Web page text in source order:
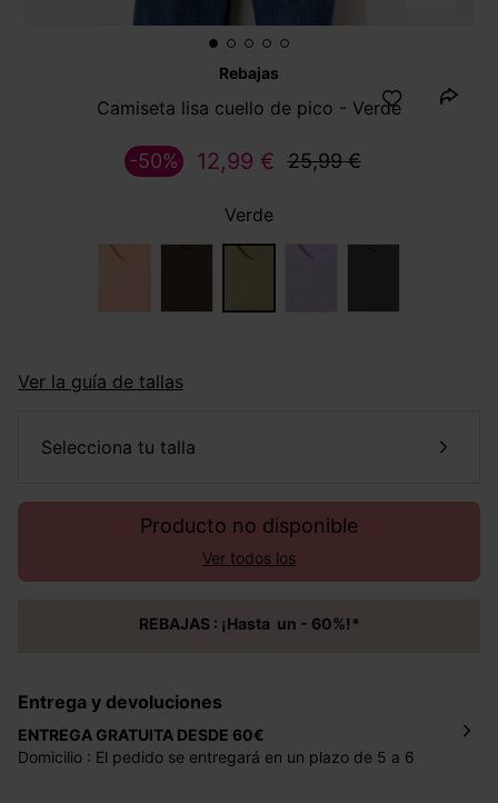
Rebajas
Camiseta lisa cuello de pico - Verde
12,99 € 25,99 €
-50%
Verde
Ver la guía de tallas
selecciona tu talla
Producto no disponible
Ver todos los
REBAJAS : ¡Hasta un - 60%!*
Entrega y devoluciones
ENTREGA GRATUITA DESDE 60€
Domicilio : El pedido se entregará en un plazo de 5 a 6